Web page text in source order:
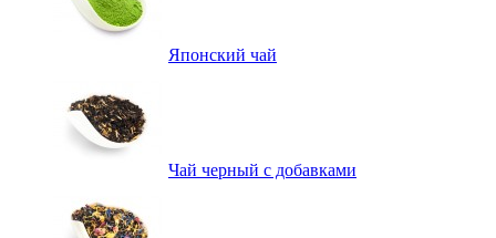
Японский чай
Чай черный с добавками